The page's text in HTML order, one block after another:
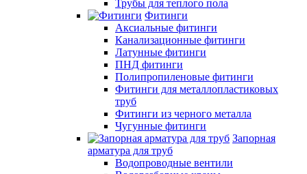
Трубы для теплого пола
Фитинги
Аксиальные фитинги
Канализационные фитинги
Латунные фитинги
ПНД фитинги
Полипропиленовые фитинги
Фитинги для металлопластиковых
труб
Фитинги из черного металла
Чугунные фитинги
Запорная
арматура для труб
Водопроводные вентили